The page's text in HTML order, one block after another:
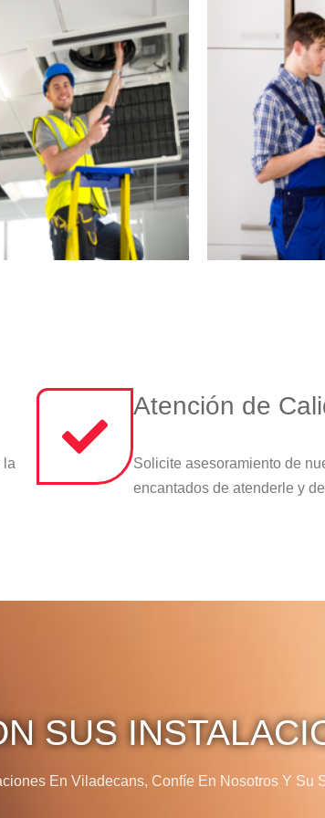
la
Atención de
Solicite asesoramiento de
encantados de atenderle y
SUS
En Viladecans, Confíe En Nosotros Y Su